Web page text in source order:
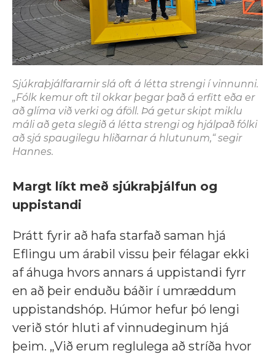
Sjúkraþjálfararnir slá oft á létta strengi í vinnunni.
„Fólk kemur oft til okkar þegar það á erfitt eða er
að glíma við verki og áföll. Þá getur skipt miklu
máli að geta slegið á létta strengi og hjálpað fólki
að sjá spaugilegu hliðarnar á hlutunum,“ segir
Hannes.
Margt líkt með sjúkraþjálfun og
uppistandi
Þrátt fyrir að hafa starfað saman hjá
Eflingu um árabil vissu þeir félagar ekki
af áhuga hvors annars á uppistandi fyrr
en að þeir enduðu báðir í umræddum
uppistandshóp. Húmor hefur þó lengi
verið stór hluti af vinnudeginum hjá
þeim. „Við erum reglulega að stríða hvor